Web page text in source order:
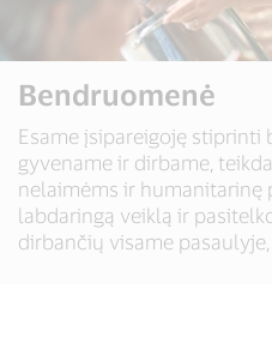
Bendruomenė
Esame įsipareigoję stiprinti
gyvename ir dirbame,
nelaimėms ir humanitarinę
labdaringą veiklą ir
dirbančių visame pasaulyje,